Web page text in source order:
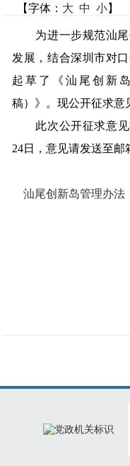
【字体： 大 中 小】
为进一步规范汕尾
发展，结合深圳市对
起草了《汕尾创新
稿）》。现公开征求意
此次公开征求意见
24日，意见请发送至邮
汕尾创新岛管理办法